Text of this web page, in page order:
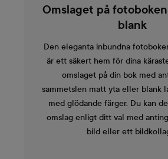
Omslaget på
blank
Den eleganta inbundna
är ett säkert hem för dina
omslaget på din bok med
sammetslen matt yta eller blank
med glödande färger. Du kan
omslag enligt ditt val med
bild eller ett